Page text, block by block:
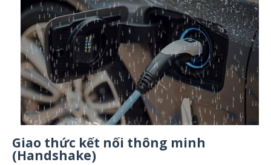
Giao thức kết nối thông minh
(Handshake)